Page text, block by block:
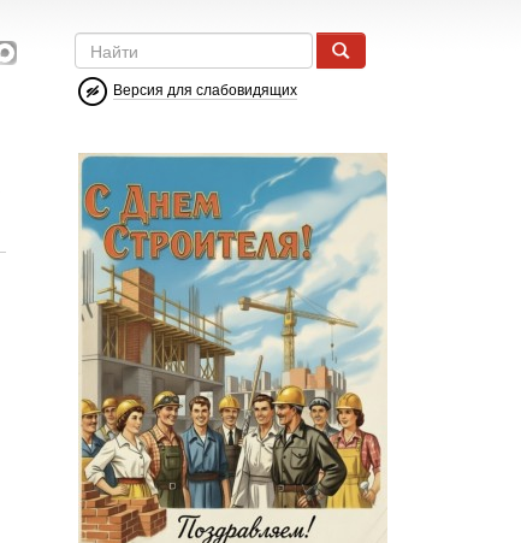
Версия для слабовидящих